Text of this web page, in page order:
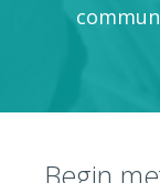
Begin